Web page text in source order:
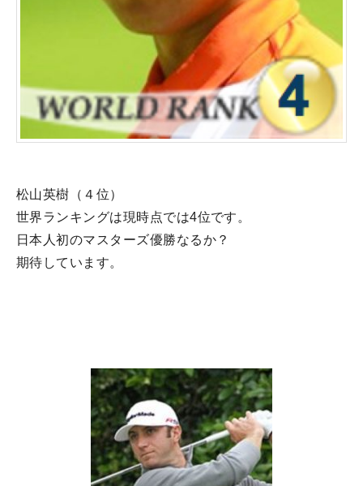
松山英樹（４位）
世界ランキングは現時点では4位です。
日本人初のマスターズ優勝なるか？
期待しています。